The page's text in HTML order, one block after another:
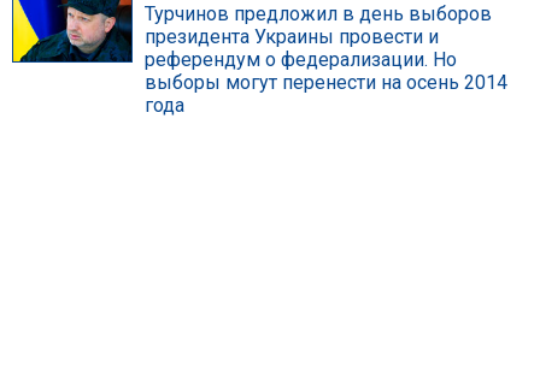
Турчинов предложил в день выборов
президента Украины провести и
референдум о федерализации. Но
выборы могут перенести на осень 2014
года